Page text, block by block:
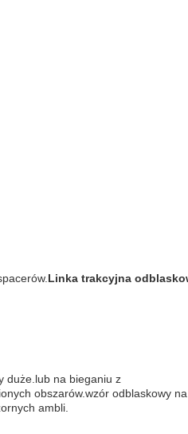
Linka trakcyjna
duże.lub na bieganiu z
obszarów.wzór odblaskowy na
ambli.